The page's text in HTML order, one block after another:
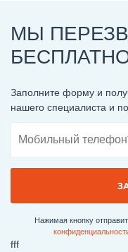
МЫ
Заполните форму и
нашего специалиста и
Нажимая кнопку
fff